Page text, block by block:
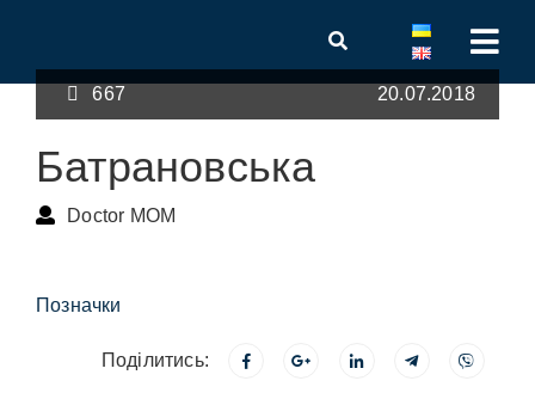
667 20.07.2018
Батрановська
Doctor MOM
Позначки
Поділитись: